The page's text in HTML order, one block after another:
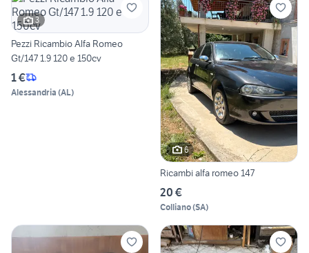
3
Pezzi Ricambio Alfa Romeo
Gt/147 1.9 120 e 150cv
1 €
Alessandria (AL)
6
Ricambi alfa romeo 147
20 €
Colliano(SA)